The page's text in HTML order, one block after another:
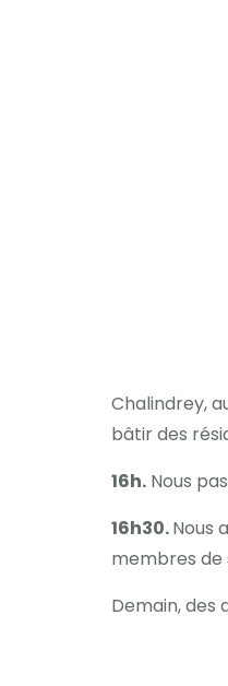
Chalindrey,
bâtir des
16h. Nous
16h30.Nous
membres de
Demain, des